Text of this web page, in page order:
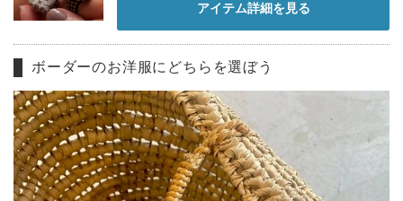
アイテム詳細を見る
ボーダーのお洋服にどちらを選ぼう